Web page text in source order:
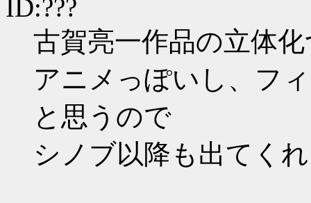
ID:???
古賀亮一作品の立体
アニメっぽいし、フ
と思うので
シノブ以降も出てく